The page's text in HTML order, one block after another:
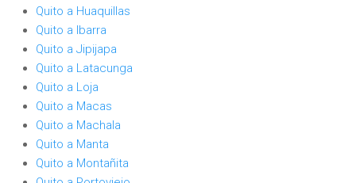
Quito a Huaquillas
Quito a Ibarra
Quito a Jipijapa
Quito a Latacunga
Quito a Loja
Quito a Macas
Quito a Machala
Quito a Manta
Quito a Montañita